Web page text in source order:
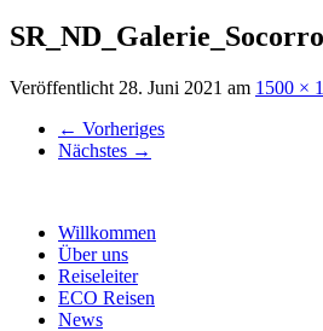
Veröffentlicht 28. Juni 2021 am 1500 ×
← Vorheriges
Nächstes →
Willkommen
Über uns
Reiseleiter
ECO Reisen
News